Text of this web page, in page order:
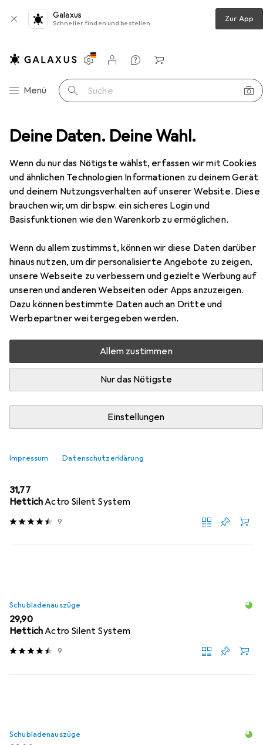
Deine Daten. Deine Wahl.
Wenn du nur das Nötigste wählst, erfassen wir mit Cookies
und ähnlichen Technologien Informationen zu deinem Gerät
und deinem Nutzungsverhalten auf unserer Website. Diese
brauchen wir, um dir bspw. ein sicheres Login und
Basisfunktionen wie den Warenkorb zu ermöglichen.
Wenn du allem zustimmst, können wir diese Daten darüber
hinaus nutzen, um dir personalisierte Angebote zu zeigen,
unsere Webseite zu verbessern und gezielte Werbung auf
unseren und anderen Webseiten oder Apps anzuzeigen.
Dazu können bestimmte Daten auch an Dritte und
Werbepartner weitergegeben werden.
Allem zustimmen
Nur das Nötigste
Einstellungen
Impressum Datenschutzerklärung
Galaxus
Schneller finden und bestellen Zur App
Navigation nach Kategorien
Menü Suche
Einstellungen
Kundenkonto
Vergleichslisten
Merklisten
Warenkorb
Hettich Flexible Schubkasten-Sets ArciTech, silber
HettichFlexible Schubkasten-Sets
ArciTech, silber
Zubehör für Hettich Flexible
Schubkasten-Sets ArciTech,
silber
Hier findest du passendes Zubehör zum Produkt Hettich
Flexible Schubkasten-Sets ArciTech, silber aus den
Kategorien Schubladenauszüge und Möbelausstattung.
Beliebt Schubladenauszüge Möbelausstattung
EUR
31,77
HettichActro Silent System
9
Schubladenauszüge
EUR
29,90
HettichActro Silent System
9
Schubladenauszüge